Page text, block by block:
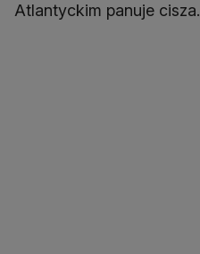
Atlantyckim panuje cisza.